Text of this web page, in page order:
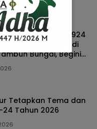
Tangkas Yonif TP 924
Nama Bartim di
Bungai, Begini
Tetapkan Tema dan
Tahun 2026